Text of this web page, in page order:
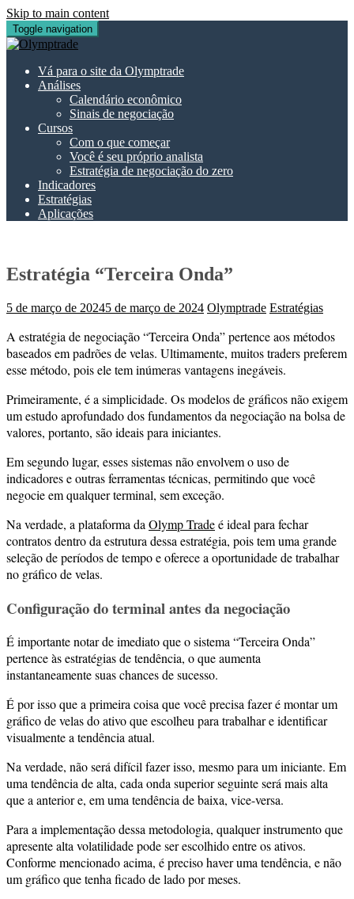
Skip to main content
Toggle navigation
Vá para o site da Olymptrade
Análises
Calendário econômico
Sinais de negociação
Cursos
Com o que começar
Você é seu próprio analista
Estratégia de negociação do zero
Indicadores
Estratégias
Aplicações
Estratégia “Terceira Onda”
5 de março de 20245 de março de 2024 Olymptrade Estratégias
A estratégia de negociação “Terceira Onda” pertence aos métodos
baseados em padrões de velas. Ultimamente, muitos traders preferem
esse método, pois ele tem inúmeras vantagens inegáveis.
Primeiramente, é a simplicidade. Os modelos de gráficos não exigem
um estudo aprofundado dos fundamentos da negociação na bolsa de
valores, portanto, são ideais para iniciantes.
Em segundo lugar, esses sistemas não envolvem o uso de
indicadores e outras ferramentas técnicas, permitindo que você
negocie em qualquer terminal, sem exceção.
Na verdade, a plataforma da Olymp Tradeé ideal para fechar
contratos dentro da estrutura dessa estratégia, pois tem uma grande
seleção de períodos de tempo e oferece a oportunidade de trabalhar
no gráfico de velas.
Configuração do terminal antes da negociação
É importante notar de imediato que o sistema “Terceira Onda”
pertence às estratégias de tendência, o que aumenta
instantaneamente suas chances de sucesso.
É por isso que a primeira coisa que você precisa fazer é montar um
gráfico de velas do ativo que escolheu para trabalhar e identificar
visualmente a tendência atual.
Na verdade, não será difícil fazer isso, mesmo para um iniciante. Em
uma tendência de alta, cada onda superior seguinte será mais alta
que a anterior e, em uma tendência de baixa, vice-versa.
Para a implementação dessa metodologia, qualquer instrumento que
apresente alta volatilidade pode ser escolhido entre os ativos.
Conforme mencionado acima, é preciso haver uma tendência, e não
um gráfico que tenha ficado de lado por meses.